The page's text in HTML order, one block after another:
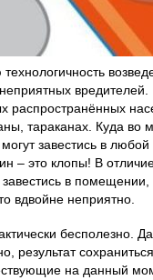
вредителей.
распространённых
тараканах. Куда во
завестись в любой
– это клопы! В
в помещении,
вдвойне неприятно.
бесполезно.
результат
на данный